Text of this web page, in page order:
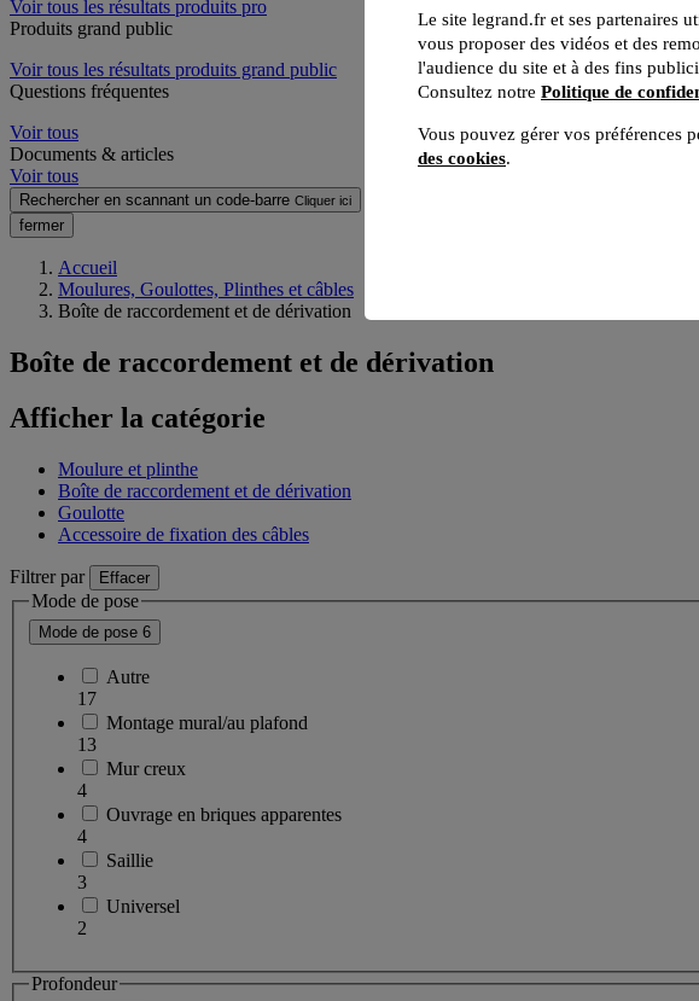
Voir tous les résultats produits pro
Produits grand public
Voir tous les résultats produits grand public
Questions fréquentes
Voir tous
Documents & articles
Voir tous
Rechercher en scannant un code-barre Cliquer ici
fermer
Accueil
Moulures, Goulottes, Plinthes et câbles
Boîte de raccordement et de dérivation
Boîte de raccordement et de dérivation
Afficher la catégorie
Moulure et plinthe
Boîte de raccordement et de dérivation
Goulotte
Accessoire de fixation des câbles
Filtrer par Effacer
Mode de pose
Mode de pose 6
Autre
17
Montage mural/au plafond
13
Mur creux
4
Ouvrage en briques apparentes
4
Saillie
3
Universel
2
Profondeur
Le site legrand.fr et ses partenaires
vous proposer des vidéos et des
l'audience du site et à des fins
Consultez notre Politique de
Vous pouvez gérer vos préférences
des cookies.